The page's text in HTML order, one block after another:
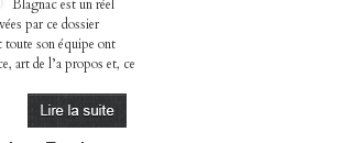
Blagnac est un réel
par ce dossier
toute son équipe ont
art de l’a propos et, ce